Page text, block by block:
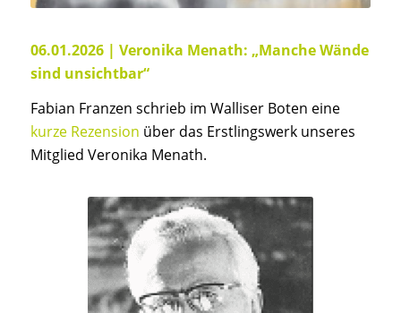
06.01.2026 | Veronika Menath: „Manche Wände
sind unsichtbar“
Fabian Franzen schrieb im Walliser Boten eine
kurze Rezension über das Erstlingswerk unseres
Mitglied Veronika Menath.